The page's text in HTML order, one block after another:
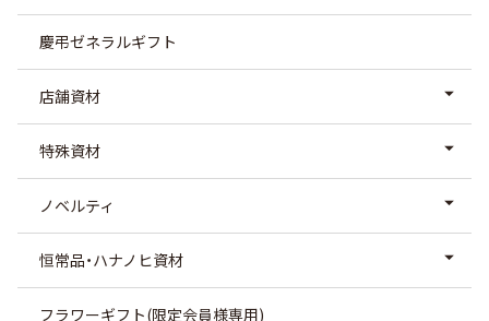
慶弔ゼネラルギフト
店舗資材
特殊資材
ノベルティ
恒常品・ハナノヒ資材
フラワーギフト(限定会員様専用)